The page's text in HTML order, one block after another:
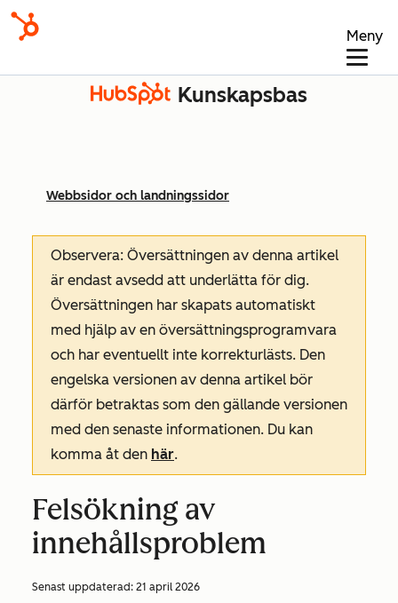
Meny
Kunskapsbas
Webbsidor och landningssidor
Observera: Översättningen av denna artikel
är endast avsedd att underlätta för dig.
Översättningen har skapats automatiskt
med hjälp av en översättningsprogramvara
och har eventuellt inte korrekturlästs. Den
engelska versionen av denna artikel bör
därför betraktas som den gällande versionen
med den senaste informationen. Du kan
komma åt den här.
Felsökning av
innehållsproblem
Senast uppdaterad: 21 april 2026